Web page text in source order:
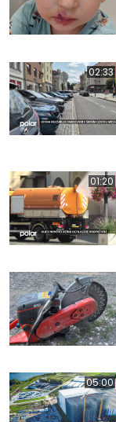
02:33
01:20
05:00